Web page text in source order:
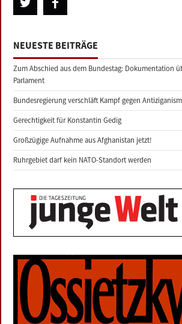
NEUESTE BEITRÄGE
Zum Abschied aus dem Bundestag: Dokumentation
Parlament
Bundesregierung verschläft Kampf gegen
Gerechtigkeit für Konstantin Gedig
Großzügige Aufnahme aus Afghanistan jetzt!
Ruhrgebiet darf kein NATO-Standort werden